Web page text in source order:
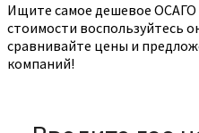
Ищите самое дешевое ОСАГО
стоимости воспользуйтесь
сравнивайте цены и
компаний!